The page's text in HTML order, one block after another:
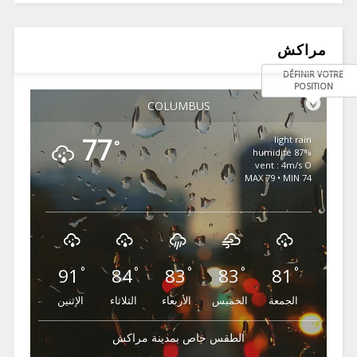
مراكش
COLUMBUS
DÉFINIR VOTRE
POSITION
77°
light rain
87% humidité
vent : 4m/s O
MAX 79 • MIN 74
91 °
الإثنين
84°
الثلاثاء
83°
الأربعاء
83°
الخميس
81°
الجمعة
الطقس خاص بمدينة مراكش